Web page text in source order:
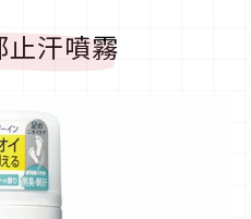
汗噴霧